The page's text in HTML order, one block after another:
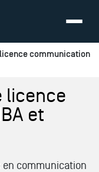
licence communication
licence
et
en communication